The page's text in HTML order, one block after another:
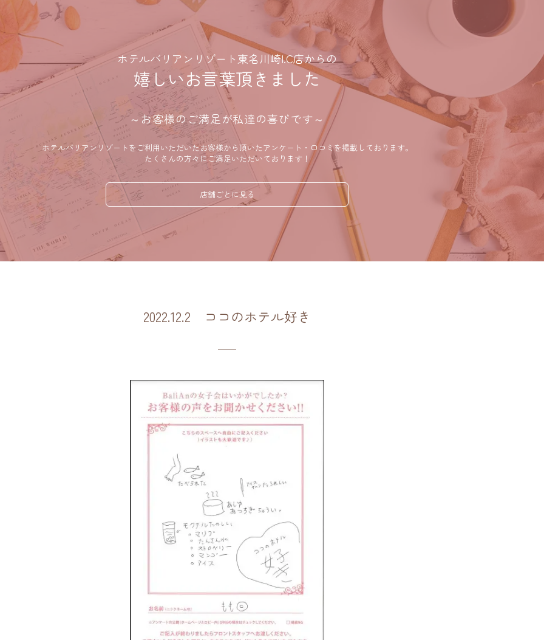
ホテルバリアンリゾート東名川崎I.C店からの
嬉しいお言葉頂きました
～お客様のご満足が私達の喜びです～
ホテルバリアンリゾートをご利用いただいたお客様から頂いたアンケート・口コミを掲載しております。
たくさんの方々にご満足いただいております！
店舗ごとに見る
2022.12.2 ココのホテル好き